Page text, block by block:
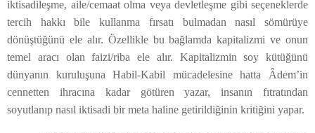
iktisadileşme, aile/cemaat olma veya devletleşme gibi seçeneklerde
tercih hakkı bile kullanma fırsatı bulmadan nasıl sömürüye
dönüştüğünü ele alır. Özellikle bu bağlamda kapitalizmi ve onun
temel aracı olan faizi/riba ele alır. Kapitalizmin soy kütüğünü
dünyanın kuruluşuna Habil-Kabil mücadelesine hatta Âdem’in
cennetten ihracına kadar götüren yazar, insanın fıtratından
soyutlanıp nasıl iktisadi bir meta haline getirildiğinin kritiğini yapar.